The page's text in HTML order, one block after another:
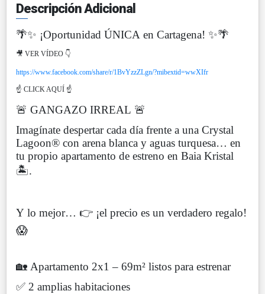
Descripción Adicional
🌴✨ ¡Oportunidad ÚNICA en Cartagena! ✨🌴
🎥 VER VÍDEO 👇
https://www.facebook.com/share/r/1BvYzzZLgn/?mibextid=wwXIfr
☝️ CLICK AQUÍ ☝️
🚨 GANGAZO IRREAL 🚨
Imagínate despertar cada día frente a una Crystal
Lagoon® con arena blanca y aguas turquesa… en
tu propio apartamento de estreno en Baia Kristal
🏝️.
Y lo mejor… 👉 ¡el precio es un verdadero regalo!
😱
🏡 Apartamento 2x1 – 69m² listos para estrenar
✅ 2 amplias habitaciones